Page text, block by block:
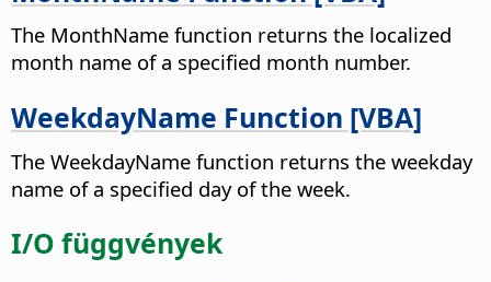
The MonthName function returns the localized
month name of a specified month number.
WeekdayName Function [VBA]
The WeekdayName function returns the weekday
name of a specified day of the week.
I/O függvények